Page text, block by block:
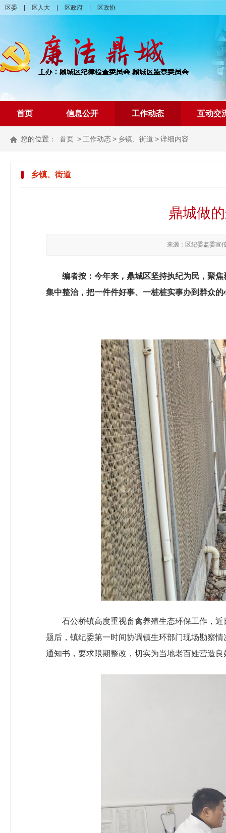
区委 区人大 区政府 区政协
首页 信息公开 工作动态 互动交
您的位置： 首页 > 工作动态> 乡镇、街道 >详细内容
乡镇、街道
鼎城做
来源：区纪委监委宣
编者按：今年来，鼎城区坚持执纪为民，聚
集中整治，把一件件好事、一桩桩实事办到群众
石公桥镇高度重视畜禽养殖生态环保工作，
题后，镇纪委第一时间协调镇生环部门现场勘察
通知书，要求限期整改，切实为当地老百姓营造良